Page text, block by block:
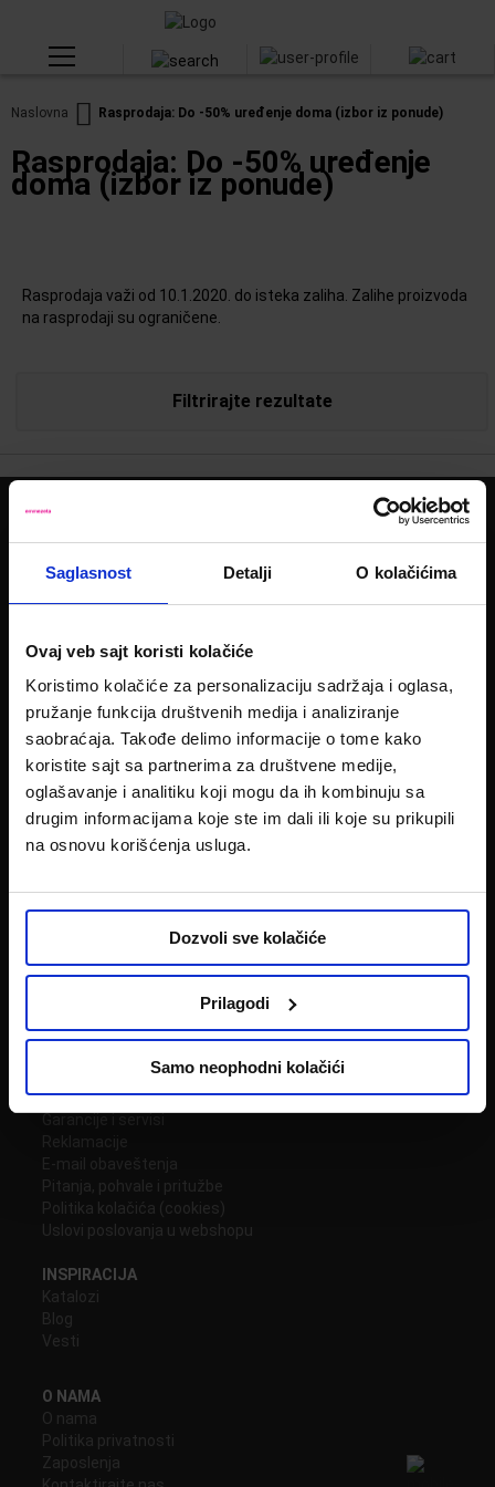
Saglasnost Detalji O kolačićima
Ovaj veb sajt koristi kolačiće
Koristimo kolačiće za personalizaciju sadržaja i oglasa,
pružanje funkcija društvenih medija i analiziranje
saobraćaja. Takođe delimo informacije o tome kako
koristite sajt sa partnerima za društvene medije,
oglašavanje i analitiku koji mogu da ih kombinuju sa
drugim informacijama koje ste im dali ili koje su prikupili
na osnovu korišćenja usluga.
Dozvoli sve kolačiće
Prilagodi
Samo neophodni kolačići
Naslovna Rasprodaja: Do -50% uređenje doma (izbor iz ponude)
Rasprodaja: Do -50% uređenje
doma (izbor iz ponude)
Rasprodaja važi od 10.1.2020. do isteka zaliha. Zalihe proizvoda
na rasprodaji su ograničene.
Filtrirajte rezultate
Potrebna Vam je pomoć?
011 22 59 211
KATEGORIJE
Nameštaj
Baštenski nameštaj
Slobodno vreme
Bela tehnika
Multimedija
Uređenje doma
Uradi sam
KONTAKT I USLUGE
Lokacije centara
Emmezeta poklon kartica
Usluga dizajna enterijera
Dostave i montaže
E-mail obaveštenja
Pitanja, pohvale i pritužbe
Politika kolačića (cookies)
Uslovi poslovanja u webshopu
INSPIRACIJA
Katalozi
Blog
Vesti
O NAMA
O nama
Politika privatnosti
Zaposlenja